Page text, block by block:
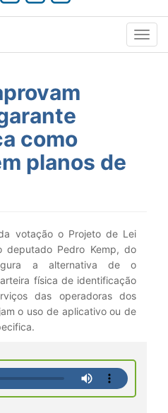
como
planos de
votação o Projeto de Lei
deputado Pedro Kemp, do
a alternativa de o
física de identificação
das operadoras dos
o uso de aplicativo ou de